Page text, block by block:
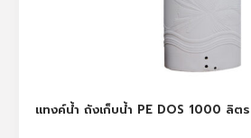
แทงค์น้ำ ถังเก็บน้ำ PE DOS 1000 ลิต